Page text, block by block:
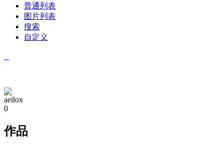
普通列表
图片列表
搜索
自定义
aeilox
0
作品